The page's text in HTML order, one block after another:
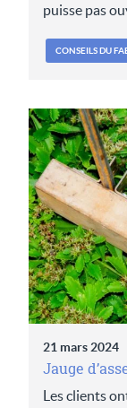
puisse pas
CONSEILS DU
21 mars 2024
Jauge
Les clients